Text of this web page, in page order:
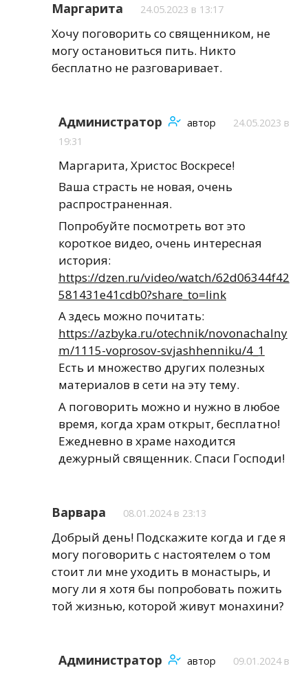
Маргарита 24.05.2023 в 13:17
Хочу поговорить со священником, не
могу остановиться пить. Никто
бесплатно не разговаривает.
Администратор автор
24.05.2023 в
19:31
Маргарита, Христос Воскресе!
Ваша страсть не новая, очень
распространенная.
Попробуйте посмотреть вот это
короткое видео, очень интересная
история:
https://dzen.ru/video/watch/62d06344f42
581431e41cdb0?share_to=link
А здесь можно почитать:
https://azbyka.ru/otechnik/novonachalny
m/1115-voprosov-svjashhenniku/4_1
Есть и множество других полезных
материалов в сети на эту тему.
А поговорить можно и нужно в любое
время, когда храм открыт, бесплатно!
Ежедневно в храме находится
дежурный священник. Спаси Господи!
Варвара 08.01.2024 в 23:13
Добрый день! Подскажите когда и где я
могу поговорить с настоятелем о том
стоит ли мне уходить в монастырь, и
могу ли я хотя бы попробовать пожить
той жизнью, которой живут монахини?
Администратор автор
09.01.2024 в